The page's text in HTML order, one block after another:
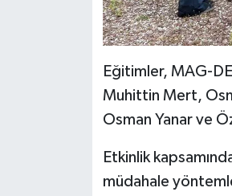
Eğitimler, MAG-
Muhittin Mert,
Osman Yanar ve
Etkinlik
müdahale